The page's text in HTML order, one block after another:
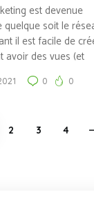
est devenue
quelque soit le
il est facile de
avoir des vues (et
0 0
PAGE
2 PAGE
3 PAGE
4